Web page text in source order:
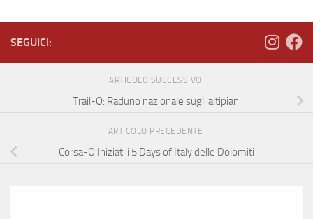
SEGUICI:
ARTICOLO SUCCESSIVO
Trail-O: Raduno nazionale sugli altipiani
ARTICOLO PRECEDENTE
Corsa-O:Iniziati i 5 Days of Italy delle Dolomiti